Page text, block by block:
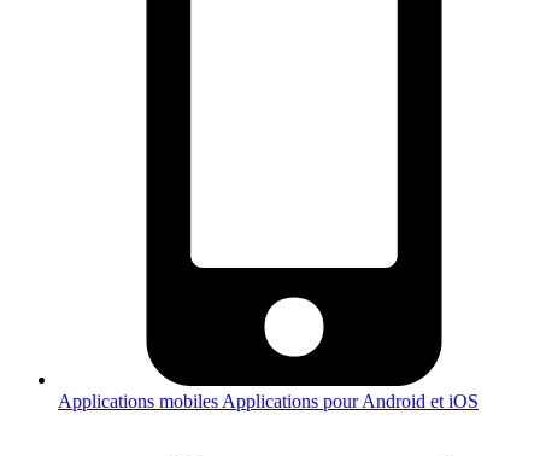
Applications mobiles Applications pour Android et iOS